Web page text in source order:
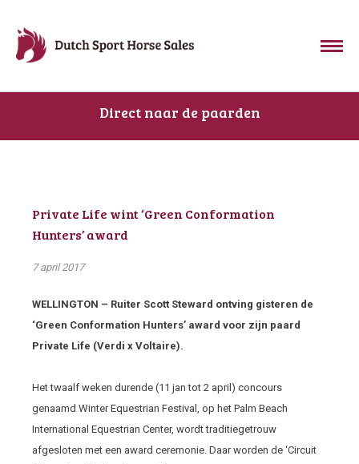
Direct naar de paarden
Private Life wint ‘Green Conformation
Hunters’ award
7 april 2017
WELLINGTON – Ruiter Scott Steward ontving gisteren de
‘Green Conformation Hunters’ award voor zijn paard
Private Life (Verdi x Voltaire).
Het twaalf weken durende (11 jan tot 2 april) concours
genaamd Winter Equestrian Festival, op het Palm Beach
International Equestrian Center, wordt traditiegetrouw
afgesloten met een award ceremonie. Daar worden de ‘Circuit